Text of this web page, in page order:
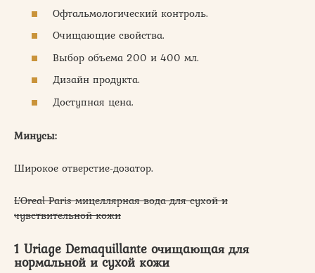
Офтальмологический контроль.
Очищающие свойства.
Выбор объема 200 и 400 мл.
Дизайн продукта.
Доступная цена.
Минусы:
Широкое отверстие-дозатор.
L’Oreal Paris мицеллярная вода для сухой и
чувствительной кожи
1 Uriage Demaquillante очищающая для
нормальной и сухой кожи